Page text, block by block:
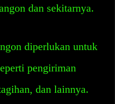
dan sekitarnya.
diperlukan untuk
pengiriman
dan lainnya.